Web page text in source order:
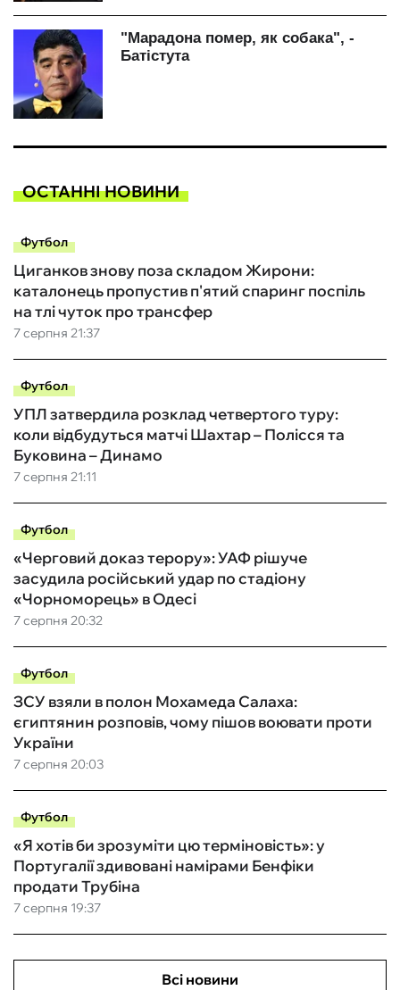
ОСТАННІ НОВИНИ
Футбол
7 серпня 21:37
Циганков знову поза складом Жирони:
каталонець пропустив п'ятий спаринг поспіль
на тлі чуток про трансфер
Футбол
7 серпня 21:11
УПЛ затвердила розклад четвертого туру:
коли відбудуться матчі Шахтар – Полісся та
Буковина – Динамо
Футбол
7 серпня 20:32
«Черговий доказ терору»: УАФ рішуче
засудила російський удар по стадіону
«Чорноморець» в Одесі
Футбол
7 серпня 20:03
ЗСУ взяли в полон Мохамеда Салаха:
єгиптянин розповів, чому пішов воювати проти
України
Футбол
7 серпня 19:37
«Я хотів би зрозуміти цю терміновість»: у
Португалії здивовані намірами Бенфіки
продати Трубіна
Всі новини